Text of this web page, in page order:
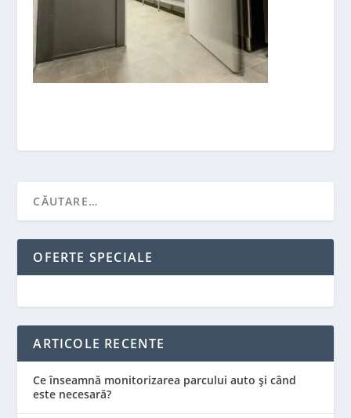
OFERTE SPECIALE
ARTICOLE RECENTE
Ce înseamnă monitorizarea parcului auto și când
este necesară?